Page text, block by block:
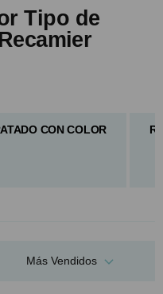
Tipo de
CON COLOR
Más Vendidos